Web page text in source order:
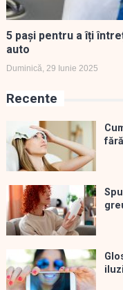
5 pași pentru a îți
auto
Duminică, 29 Iunie 2025
Recente